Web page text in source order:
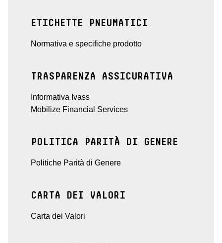
ETICHETTE PNEUMATICI
Normativa e specifiche prodotto
TRASPARENZA ASSICURATIVA
Informativa Ivass
Mobilize Financial Services
POLITICA PARITÀ DI GENERE
Politiche Parità di Genere
CARTA DEI VALORI
Carta dei Valori